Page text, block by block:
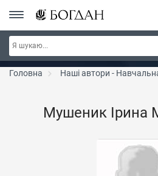
РОЗПРОДАЖ ~ 150 грн ~ 200 грн ~ 250 грн
300 грн ~ РОЗПРОДАЖ
Головна Наші автори -
Мушеник Ірина